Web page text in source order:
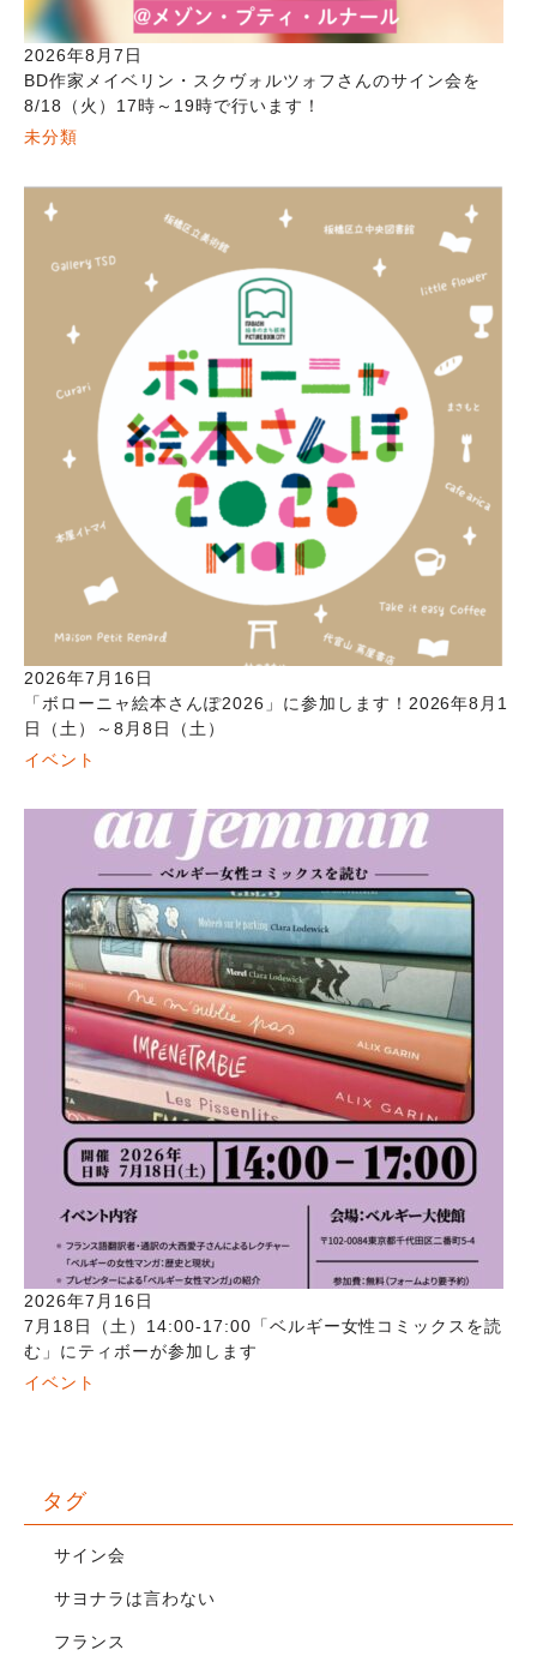
2026年8月7日
BD作家メイベリン・スクヴォルツォフさんのサイン会を
8/18（火）17時～19時で行います！
未分類
2026年7月16日
「ボローニャ絵本さんぽ2026」に参加します！2026年8月1
日（土）～8月8日（土）
イベント
2026年7月16日
7月18日（土）14:00-17:00「ベルギー女性コミックスを読
む」にティボーが参加します
イベント
タグ
サイン会
サヨナラは言わない
フランス